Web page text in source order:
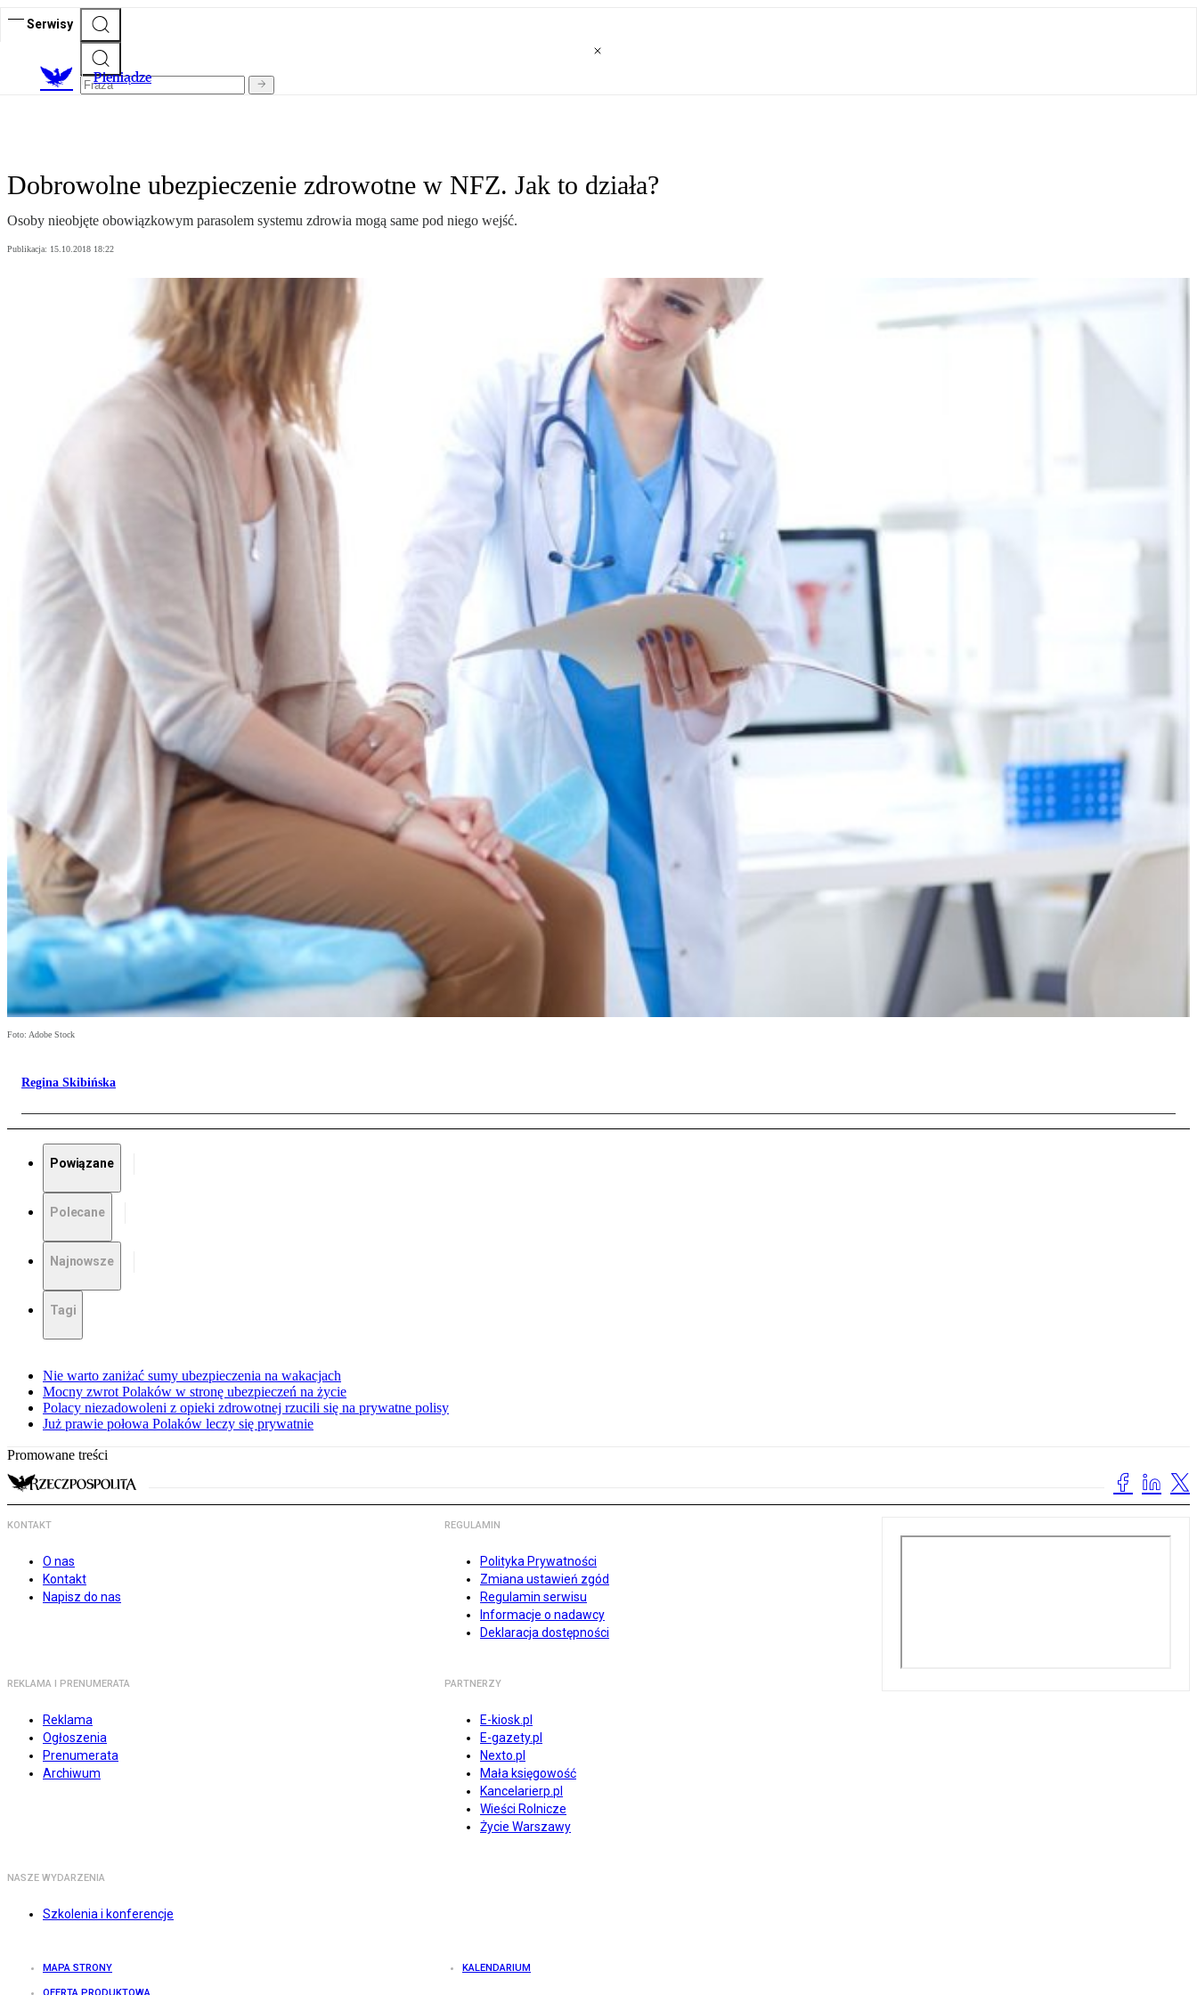
Serwisy
Pieniądze
Dobrowolne ubezpieczenie zdrowotne w NFZ. Jak to działa?
Osoby nieobjęte obowiązkowym parasolem systemu zdrowia mogą same pod niego wejść.
Publikacja: 15.10.2018 18:22
Foto: Adobe Stock
Regina Skibińska
Powiązane
Polecane
Najnowsze
Tagi
Nie warto zaniżać sumy ubezpieczenia na wakacjach
Mocny zwrot Polaków w stronę ubezpieczeń na życie
Polacy niezadowoleni z opieki zdrowotnej rzucili się na prywatne polisy
Już prawie połowa Polaków leczy się prywatnie
Promowane treści
KONTAKT
O nas
Kontakt
Napisz do nas
REGULAMIN
Polityka Prywatności
Zmiana ustawień zgód
Regulamin serwisu
Informacje o nadawcy
Deklaracja dostępności
REKLAMA I PRENUMERATA
Reklama
Ogłoszenia
Prenumerata
Archiwum
PARTNERZY
E-kiosk.pl
E-gazety.pl
Nexto.pl
Mała księgowość
Kancelarierp.pl
Wieści Rolnicze
Życie Warszawy
NASZE WYDARZENIA
Szkolenia i konferencje
MAPA STRONY KALENDARIUM